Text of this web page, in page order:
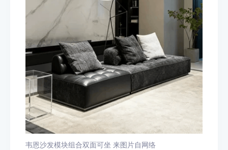
韦恩沙发模块组合双面可坐 来图片自网络